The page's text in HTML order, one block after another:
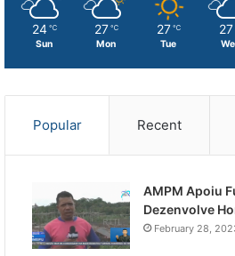
24 ℃
Sun
27 ℃
Mon
27 ℃
Tue
27
Popular Recent
AMPM Apoiu
Dezenvolve
February 28,